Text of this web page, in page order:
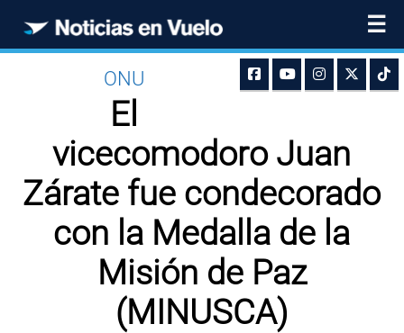
☰
ONU
El
vicecomodoro Juan
Zárate fue condecorado
con la Medalla de la
Misión de Paz
(MINUSCA)